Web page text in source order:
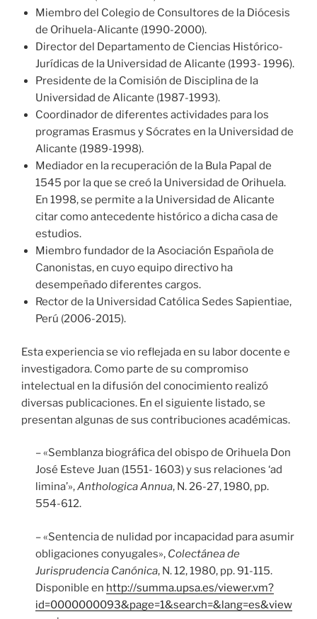
Miembro del Colegio de Consultores de la Diócesis
de Orihuela-Alicante (1990-2000).
Director del Departamento de Ciencias Histórico-
Jurídicas de la Universidad de Alicante (1993- 1996).
Presidente de la Comisión de Disciplina de la
Universidad de Alicante (1987-1993).
Coordinador de diferentes actividades para los
programas Erasmus y Sócrates en la Universidad de
Alicante (1989-1998).
Mediador en la recuperación de la Bula Papal de
1545 por la que se creó la Universidad de Orihuela.
En 1998, se permite a la Universidad de Alicante
citar como antecedente histórico a dicha casa de
estudios.
Miembro fundador de la Asociación Española de
Canonistas, en cuyo equipo directivo ha
desempeñado diferentes cargos.
Rector de la Universidad Católica Sedes Sapientiae,
Perú (2006-2015).
Esta experiencia se vio reflejada en su labor docente e
investigadora. Como parte de su compromiso
intelectual en la difusión del conocimiento realizó
diversas publicaciones. En el siguiente listado, se
presentan algunas de sus contribuciones académicas.
– «Semblanza biográfica del obispo de Orihuela Don
José Esteve Juan (1551- 1603) y sus relaciones ‘ad
limina’»,Anthologica Annua, N. 26-27, 1980, pp.
554-612.
– «Sentencia de nulidad por incapacidad para asumir
obligaciones conyugales», Colectánea de
Jurisprudencia Canónica, N. 12, 1980, pp. 91-115.
Disponible en http://summa.upsa.es/viewer.vm?
id=0000000093&page=1&search=&lang=es&view